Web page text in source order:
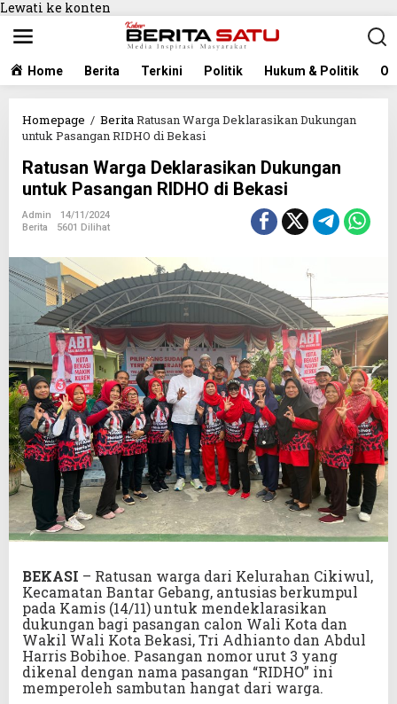
Lewati ke konten
Home Berita Terkini Politik Hukum & Politik
Homepage / BeritaRatusan Warga Deklarasikan Dukungan
untuk Pasangan RIDHO di Bekasi
Ratusan Warga Deklarasikan Dukungan
untuk Pasangan RIDHO di Bekasi
Admin
14/11/2024
Berita
5601 Dilihat
BEKASI – Ratusan warga dari Kelurahan Cikiwul,
Kecamatan Bantar Gebang, antusias berkumpul
pada Kamis (14/11) untuk mendeklarasikan
dukungan bagi pasangan calon Wali Kota dan
Wakil Wali Kota Bekasi, Tri Adhianto dan Abdul
Harris Bobihoe. Pasangan nomor urut 3 yang
dikenal dengan nama pasangan “RIDHO” ini
memperoleh sambutan hangat dari warga.